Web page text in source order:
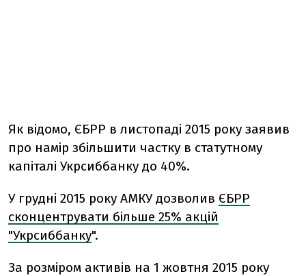
Як відомо, ЄБРР в листопаді 2015 року заявив
про намір збільшити частку в статутному
капіталі Укрсиббанку до 40%.
У грудні 2015 року АМКУ дозволив ЄБРР
сконцентрувати більше 25% акцій
"Укрсиббанку".
За розміром активів на 1 жовтня 2015 року